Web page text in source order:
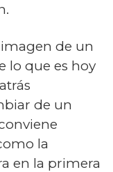
de un
lo que es hoy
de un
la
en la primera